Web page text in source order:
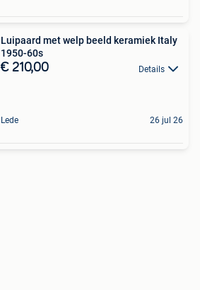
Luipaard met welp beeld keramiek Italy
1950-60s
€ 210,00 Details
Lede 26 jul 26